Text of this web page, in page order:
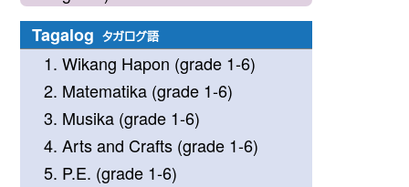
Tagalog タガログ語
Wikang Hapon (grade 1-6)
Matematika (grade 1-6)
Musika (grade 1-6)
Arts and Crafts (grade 1-6)
P.E. (grade 1-6)